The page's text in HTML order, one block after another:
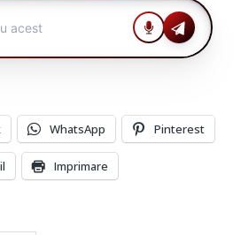
WhatsApp Pinterest
Imprimare